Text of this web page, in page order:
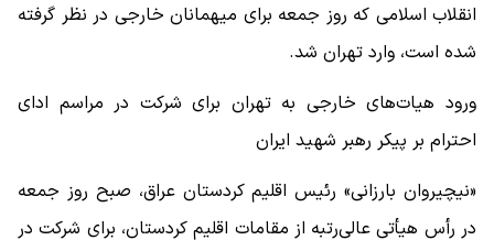
انقلاب اسلامی که روز جمعه برای میهمانان خارجی در نظر گرفته
شده است، وارد تهران شد.
ورود هیات‌های خارجی به تهران برای شرکت در مراسم ادای
احترام بر پیکر رهبر شهید ایران
«نیچیروان بارزانی» رئیس اقلیم کردستان عراق، صبح روز جمعه
در رأس هیأتی عالی‌رتبه از مقامات اقلیم کردستان، برای شرکت در